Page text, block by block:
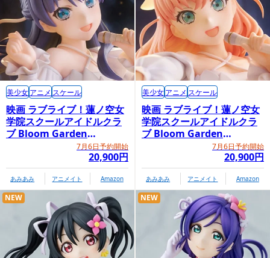
映画 ラブライブ！蓮ノ空女
学院スクールアイドルクラ
ブ Bloom Garden
Party「村野さやか」7月6日予約開始
20,900円
美少女アニメ スケール
あみあみ アニメイト Amazon
映画 ラブライブ！蓮ノ空女
学院スクールアイドルクラ
ブ Bloom Garden
Party「日野下花帆」7月6日予約開始
20,900円
美少女アニメ スケール
あみあみ アニメイト Amazon
NEW NEW